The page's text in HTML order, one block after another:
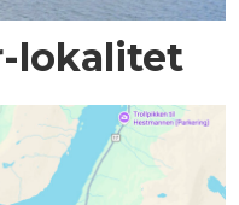
lokalitet